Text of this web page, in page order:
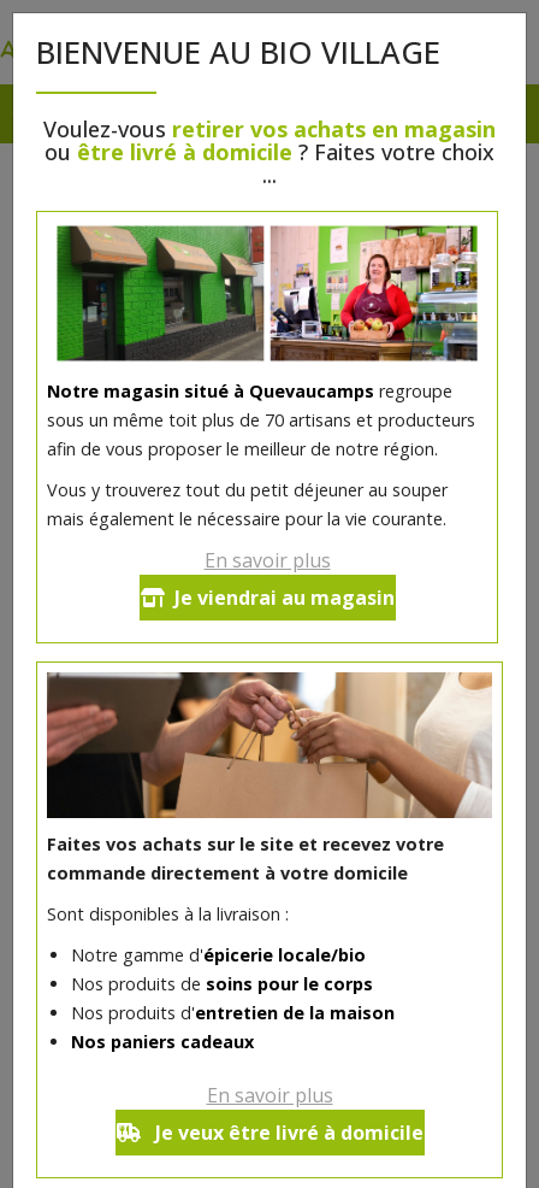
BIENVENUE AU BIO VILLAGE
Voulez-vous retirer vos achats en magasin
ou être livré à domicile ? Faites votre choix
...
Notre magasin situé à Quevaucamps regroupe
sous un même toit plus de 70 artisans et producteurs
afin de vous proposer le meilleur de notre région.
Vous y trouverez tout du petit déjeuner au souper
mais également le nécessaire pour la vie courante.
En savoir plus
Je viendrai au magasin
Faites vos achats sur le site et recevez votre
commande directement à votre domicile
Sont disponibles à la livraison :
Notre gamme d'épicerie locale/bio
Nos produits de soins pour le corps
Nos produits d'entretien de la maison
Nos paniers cadeaux
En savoir plus
Je veux être livré à domicile
Purée amandes blanches
Damiano 275g bio
- 1 pc
10.41
€
Réception souhaitée le
DANS LA MÊME CATÉGORIE ...